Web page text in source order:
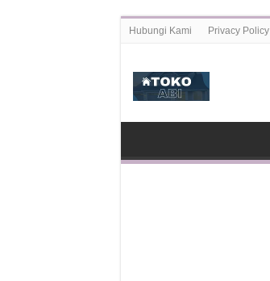
Hubungi Kami Privacy Policy